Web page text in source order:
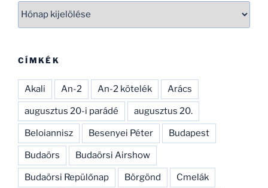
CÍMKÉK
Akali An-2 An-2 kötelék Arács
augusztus 20-i parádé augusztus 20.
Beloiannisz Besenyei Péter Budapest
Budaörs Budaörsi Airshow
Budaörsi Repülőnap Börgönd Cmelák